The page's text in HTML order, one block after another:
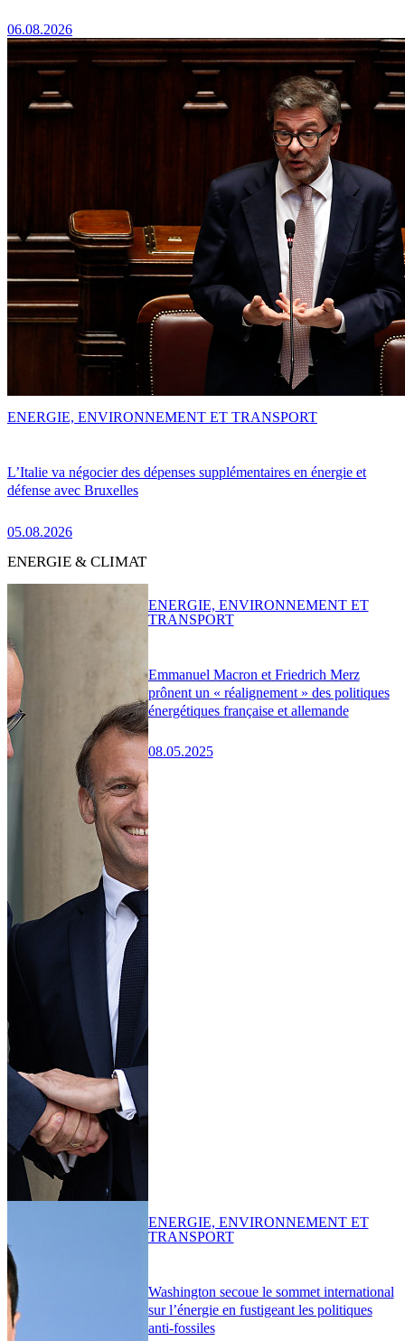
06.08.2026
L’Italie va négocier des dépenses supplémentaires en énergie et
défense avec Bruxelles
05.08.2026
ENERGIE, ENVIRONNEMENT ET TRANSPORT
ENERGIE & CLIMAT
Emmanuel Macron et Friedrich Merz
prônent un « réalignement » des politiques
énergétiques française et allemande
08.05.2025
ENERGIE, ENVIRONNEMENT ET
TRANSPORT
Washington secoue le sommet international
sur l’énergie en fustigeant les politiques
anti-fossiles
ENERGIE, ENVIRONNEMENT ET
TRANSPORT